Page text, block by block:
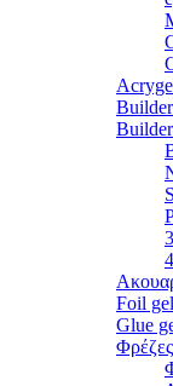
Foil gel
Glue